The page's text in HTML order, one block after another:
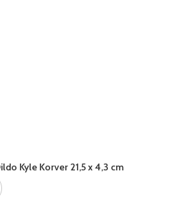
Kyle Korver 21,5 x 4,3 cm